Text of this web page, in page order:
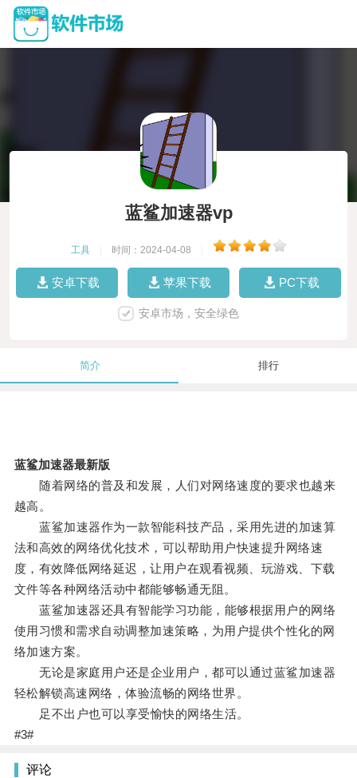
蓝鲨加速器vp
工具 时间：2024-04-08
安卓下载 苹果下载 PC下载
安卓市场，安全绿色
简介 排行
蓝鲨加速器最新版
随着网络的普及和发展，人们对网络速度的要求也越来
越高。
蓝鲨加速器作为一款智能科技产品，采用先进的加速算
法和高效的网络优化技术，可以帮助用户快速提升网络速
度，有效降低网络延迟，让用户在观看视频、玩游戏、下载
文件等各种网络活动中都能够畅通无阻。
蓝鲨加速器还具有智能学习功能，能够根据用户的网络
使用习惯和需求自动调整加速策略，为用户提供个性化的网
络加速方案。
无论是家庭用户还是企业用户，都可以通过蓝鲨加速器
轻松解锁高速网络，体验流畅的网络世界。
足不出户也可以享受愉快的网络生活。
#3#
评论